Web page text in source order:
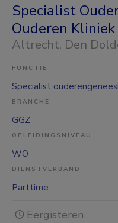
Specialist
Ouderen Kliniek
Altrecht, Den
FUNCTIE
Specialist
BRANCHE
GGZ
OPLEIDINGSNIVEAU
WO
DIENSTVERBAND
Parttime
Eergisteren